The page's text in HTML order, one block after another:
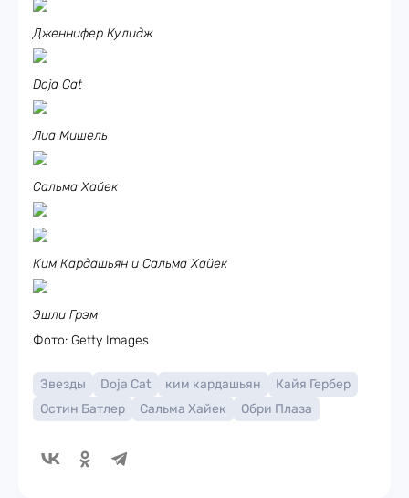
Дженнифер Кулидж
Doja Cat
Лиа Мишель
Сальма Хайек
Ким Кардашьян и Сальма Хайек
Эшли Грэм
Фото: Getty Images
Звезды Doja Cat ким кардашьян
Кайя Гербер
Остин Батлер
Сальма Хайек Обри Плаза